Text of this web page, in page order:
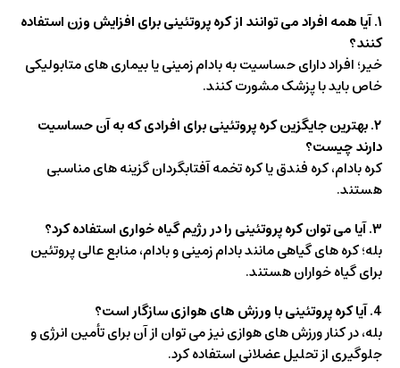
۱. آیا همه افراد می‌ توانند از کره پروتئینی برای افزایش وزن استفاده
کنند؟
خیر؛ افراد دارای حساسیت به بادام‌ زمینی یا بیماری‌ های متابولیکی
خاص باید با پزشک مشورت کنند.
۲. بهترین جایگزین کره پروتئینی برای افرادی که به آن حساسیت
دارند چیست؟
کره بادام، کره فندق یا کره تخمه آفتابگردان گزینه‌ های مناسبی
هستند.
۳. آیا می‌ توان کره پروتئینی را در رژیم گیاه‌ خواری استفاده کرد؟
بله؛ کره‌ های گیاهی مانند بادام‌ زمینی و بادام، منابع عالی پروتئین
برای گیاه‌ خواران هستند.
4. آیا کره پروتئینی با ورزش‌ های هوازی سازگار است؟
بله، در کنار ورزش‌ های هوازی نیز می‌ توان از آن برای تأمین انرژی و
جلوگیری از تحلیل عضلانی استفاده کرد.